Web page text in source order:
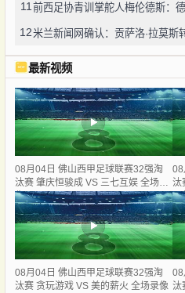
11
12
最新视频
08月04日 佛山西甲足球联赛32强淘
汰赛 肇庆恒骏成 VS 三七互娱 全场录
像
08
汰
录
08月04日 佛山西甲足球联赛32强淘
汰赛 贪玩游戏 VS 美的薪火 全场录像
08
汰